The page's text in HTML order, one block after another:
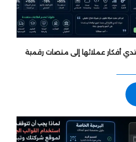
أفكار عملائها إلى منصات رقمية